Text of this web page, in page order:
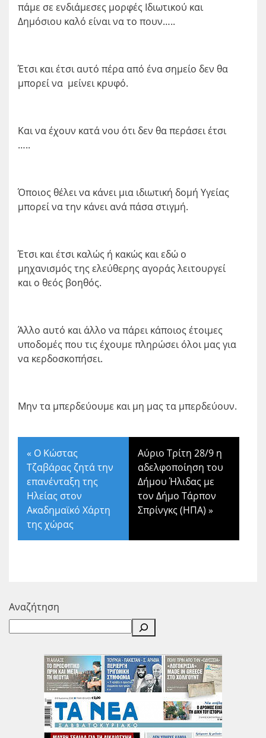
πάμε σε ενδιάμεσες μορφές Ιδιωτικού και
Δημόσιου καλό είναι να το πουν…..
Έτσι και έτσι αυτό πέρα από ένα σημείο δεν θα
μπορεί να μείνει κρυφό.
Και να έχουν κατά νου ότι δεν θα περάσει έτσι
…..
Όποιος θέλει να κάνει μια ιδιωτική δομή Υγείας
μπορεί να την κάνει ανά πάσα στιγμή.
Έτσι και έτσι καλώς ή κακώς και εδώ ο
μηχανισμός της ελεύθερης αγοράς λειτουργεί
και ο θεός βοηθός.
Άλλο αυτό και άλλο να πάρει κάποιος έτοιμες
υποδομές που τις έχουμε πληρώσει όλοι μας για
να κερδοσκοπήσει.
Μην τα μπερδεύουμε και μη μας τα μπερδεύουν.
« Ο Κώστας
Τζαβάρας ζητά την
επανένταξη της
Ηλείας στον
Ακαδημαϊκό Χάρτη
της χώρας
Αύριο Τρίτη 28/9 η
αδελφοποίηση του
Δήμου Ήλιδας με
τον Δήμο Τάρπον
Σπρίνγκς (ΗΠΑ) »
Αναζήτηση